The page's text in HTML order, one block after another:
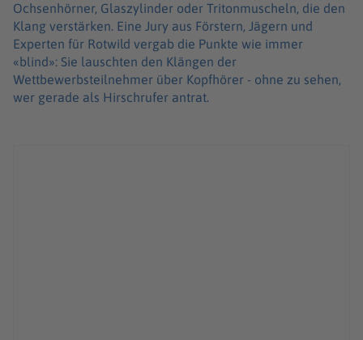
Ochsenhörner, Glaszylinder oder Tritonmuscheln, die den
Klang verstärken. Eine Jury aus Förstern, Jägern und
Experten für Rotwild vergab die Punkte wie immer
«blind»: Sie lauschten den Klängen der
Wettbewerbsteilnehmer über Kopfhörer - ohne zu sehen,
wer gerade als Hirschrufer antrat.